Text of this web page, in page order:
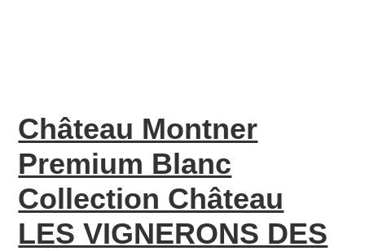
Château Montner
Premium Blanc
Collection Château
LES VIGNERONS DES